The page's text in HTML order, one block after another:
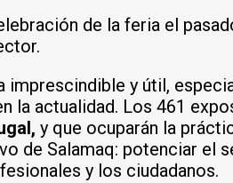
de la feria el
imprescindible y útil,
la actualidad. Los 461
y que ocuparán la
de Salamaq: potenciar el
y los ciudadanos.